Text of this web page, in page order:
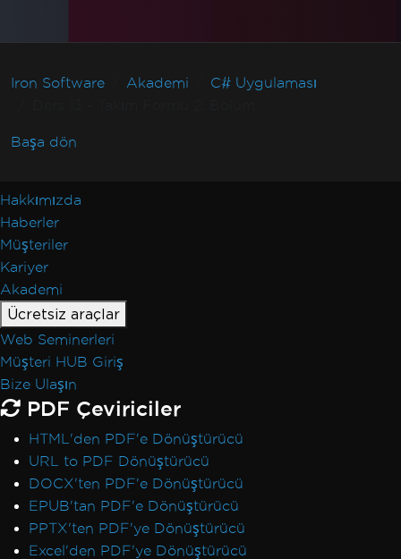
Iron Software Akademi
C# Uygulaması
Başa dön
Hakkımızda
Haberler
Müşteriler
Kariyer
Akademi
Ücretsiz araçlar
Web Seminerleri
Müşteri HUB Giriş
Bize Ulaşın
PDF Çeviriciler
HTML'den PDF'e Dönüştürücü
URL to PDF Dönüştürücü
DOCX'ten PDF'e Dönüştürücü
EPUB'tan PDF'e Dönüştürücü
PPTX'ten PDF'ye Dönüştürücü
Excel'den PDF'ye Dönüştürücü